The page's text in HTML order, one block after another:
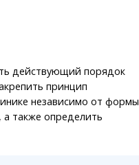
действующий порядок
принцип
независимо от формы
а также определить